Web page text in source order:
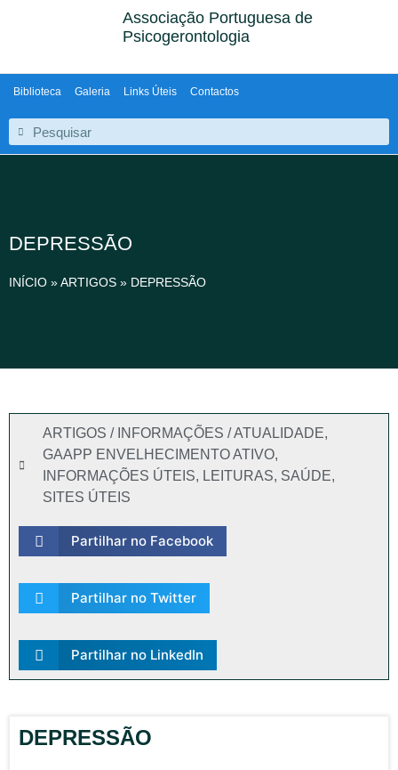
Associação Portuguesa de
Psicogerontologia
Biblioteca Galeria Links Úteis Contactos
DEPRESSÃO
INÍCIO »ARTIGOS » DEPRESSÃO
ARTIGOS / INFORMAÇÕES / ATUALIDADE,
GAAPP ENVELHECIMENTO ATIVO,
INFORMAÇÕES ÚTEIS, LEITURAS, SAÚDE,
SITES ÚTEIS
Partilhar no Facebook
Partilhar no Twitter
Partilhar no LinkedIn
DEPRESSÃO